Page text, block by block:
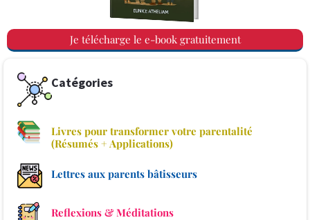
Je télécharge le e-book gratuitement
Catégories
Livres pour transformer votre parentalité
(Résumés + Applications)
Lettres aux parents bâtisseurs
Reflexions & Méditations